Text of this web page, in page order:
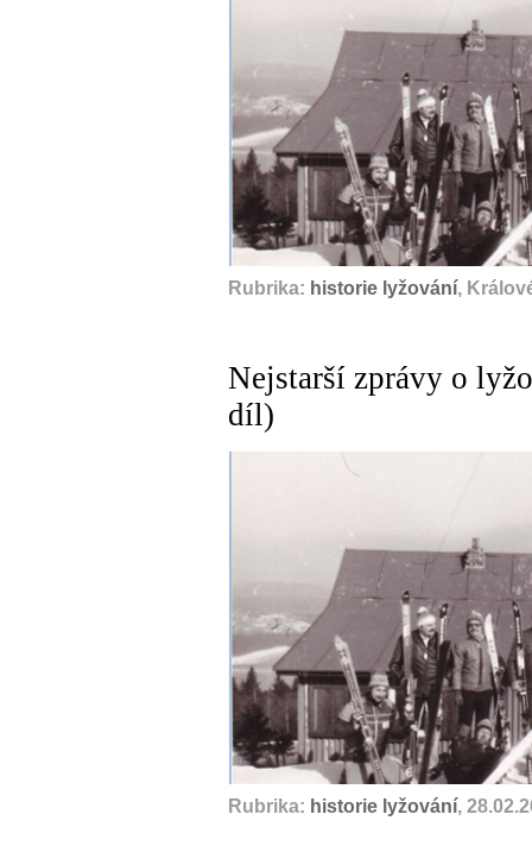
Rubrika: historie lyžování,
Nejstarší zprávy o
díl)
Rubrika: historie lyžování,